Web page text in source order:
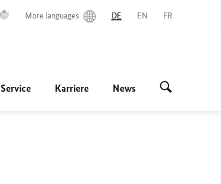
More languages DE EN FR
Service Karriere News